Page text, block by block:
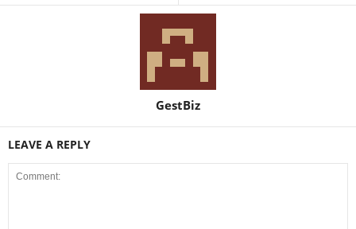
GestBiz
LEAVE A REPLY